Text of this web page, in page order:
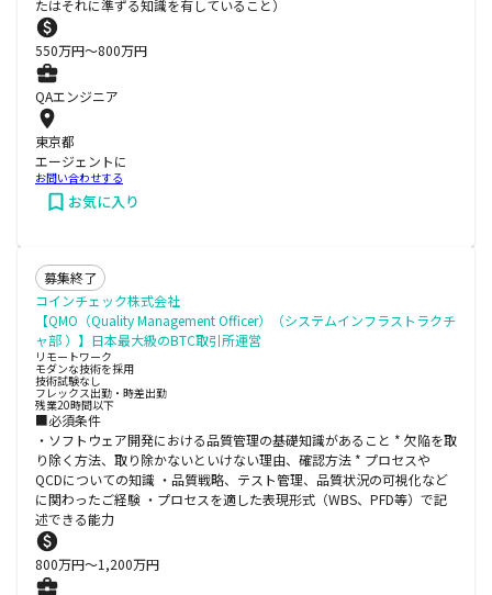
たはそれに準ずる知識を有していること）
550万円〜800万円
QAエンジニア
東京都
エージェントに
お問い合わせする
お気に入り
募集終了
コインチェック株式会社
【QMO（Quality Management Officer）（システムインフラストラクチ
ャ部 ）】日本最大級のBTC取引所運営
リモートワーク
モダンな技術を採用
技術試験なし
フレックス出勤・時差出勤
残業20時間以下
■必須条件
・ソフトウェア開発における品質管理の基礎知識があること * 欠陥を取
り除く方法、取り除かないといけない理由、確認方法 * プロセスや
QCDについての知識 ・品質戦略、テスト管理、品質状況の可視化など
に関わったご経験 ・プロセスを適した表現形式（WBS、PFD等）で記
述できる能力
800万円〜1,200万円